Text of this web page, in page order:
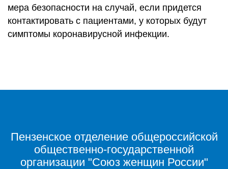
мера безопасности на случай, если придется
контактировать с пациентами, у которых будут
симптомы коронавирусной инфекции.
Пензенское отделение общероссийской
общественно-государственной
организации "Союз женщин России"